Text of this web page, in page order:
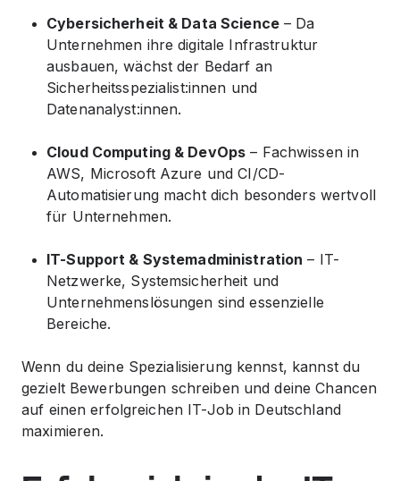
Cybersicherheit & Data Science– Da
Unternehmen ihre digitale Infrastruktur
ausbauen, wächst der Bedarf an
Sicherheitsspezialist:innen und
Datenanalyst:innen.
Cloud Computing & DevOps – Fachwissen in
AWS, Microsoft Azure und CI/CD-
Automatisierung macht dich besonders wertvoll
für Unternehmen.
IT-Support & Systemadministration – IT-
Netzwerke, Systemsicherheit und
Unternehmenslösungen sind essenzielle
Bereiche.
Wenn du deine Spezialisierung kennst, kannst du
gezielt Bewerbungen schreiben und deine Chancen
auf einen erfolgreichen IT-Job in Deutschland
maximieren.